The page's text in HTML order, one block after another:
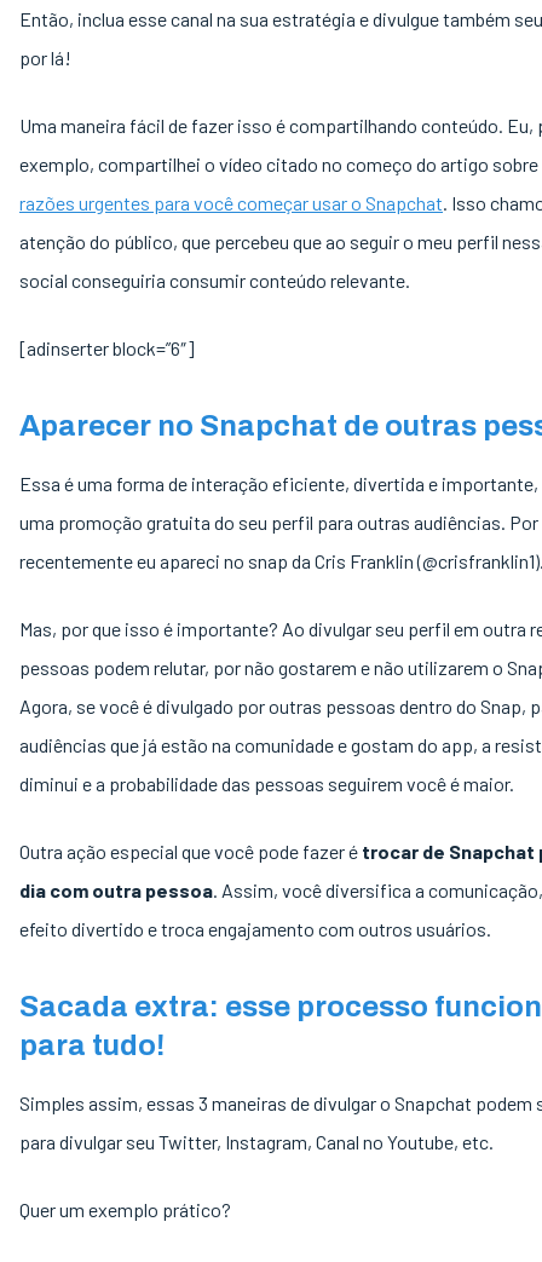
Então, inclua esse canal na sua estratégia e divulgue também
por lá!
Uma maneira fácil de fazer isso é compartilhando conteúdo. Eu,
exemplo, compartilhei o vídeo citado no começo do artigo
razões urgentes para você começar usar o Snapchat. Isso
atenção do público, que percebeu que ao seguir o meu perfil
social conseguiria consumir conteúdo relevante.
[adinserter block=”6″]
Aparecer no Snapchat de outras
Essa é uma forma de interação eficiente, divertida e importante,
uma promoção gratuita do seu perfil para outras audiências.
recentemente eu apareci no snap da Cris Franklin
Mas, por que isso é importante? Ao divulgar seu perfil em outra
pessoas podem relutar, por não gostarem e não utilizarem o
Agora, se você é divulgado por outras pessoas dentro do Snap,
audiências que já estão na comunidade e gostam do app, a
diminui e a probabilidade das pessoas seguirem você é maior.
Outra ação especial que você pode fazer é trocar de Snapchat
dia com outra pessoa. Assim, você diversifica a
efeito divertido e troca engajamento com outros usuários.
Sacada extra: esse processo
para tudo!
Simples assim, essas 3 maneiras de divulgar o Snapchat podem
para divulgar seu Twitter, Instagram, Canal no Youtube, etc.
Quer um exemplo prático?